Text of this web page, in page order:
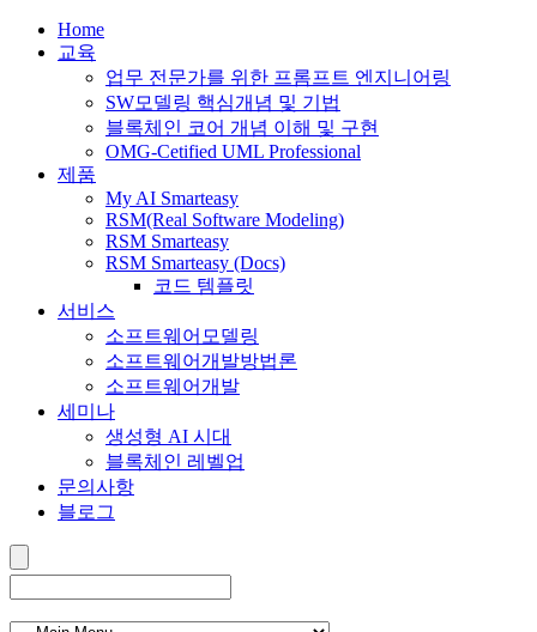
Home
교육
업무 전문가를 위한 프롬프트 엔지니어링
SW모델링 핵심개념 및 기법
블록체인 코어 개념 이해 및 구현
OMG-Cetified UML Professional
제품
My AI Smarteasy
RSM(Real Software Modeling)
RSM Smarteasy
RSM Smarteasy (Docs)
코드 템플릿
서비스
소프트웨어모델링
소프트웨어개발방법론
소프트웨어개발
세미나
생성형 AI 시대
블록체인 레벨업
문의사항
블로그